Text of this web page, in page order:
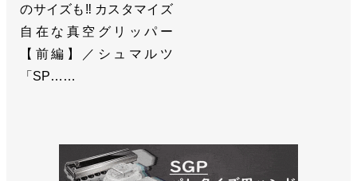
のサイズも‼ カスタマイズ
自在な真空グリッパー
【前編】／シュマルツ
「SP……